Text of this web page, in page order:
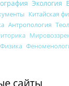
Экология
Китайская
Антропология
Физика
сайты